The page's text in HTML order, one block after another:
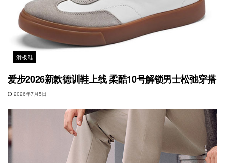
滑板鞋
爱步2026新款德训鞋上线 柔酷10号解锁男士松弛穿搭
2026年7月5日